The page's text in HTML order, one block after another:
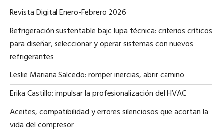
Revista Digital Enero-Febrero 2026
Refrigeración sustentable bajo lupa técnica: criterios críticos
para diseñar, seleccionar y operar sistemas con nuevos
refrigerantes
Leslie Mariana Salcedo: romper inercias, abrir camino
Erika Castillo: impulsar la profesionalización del HVAC
Aceites, compatibilidad y errores silenciosos que acortan la
vida del compresor